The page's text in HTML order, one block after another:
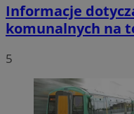
Informacje
komunalnych na
5